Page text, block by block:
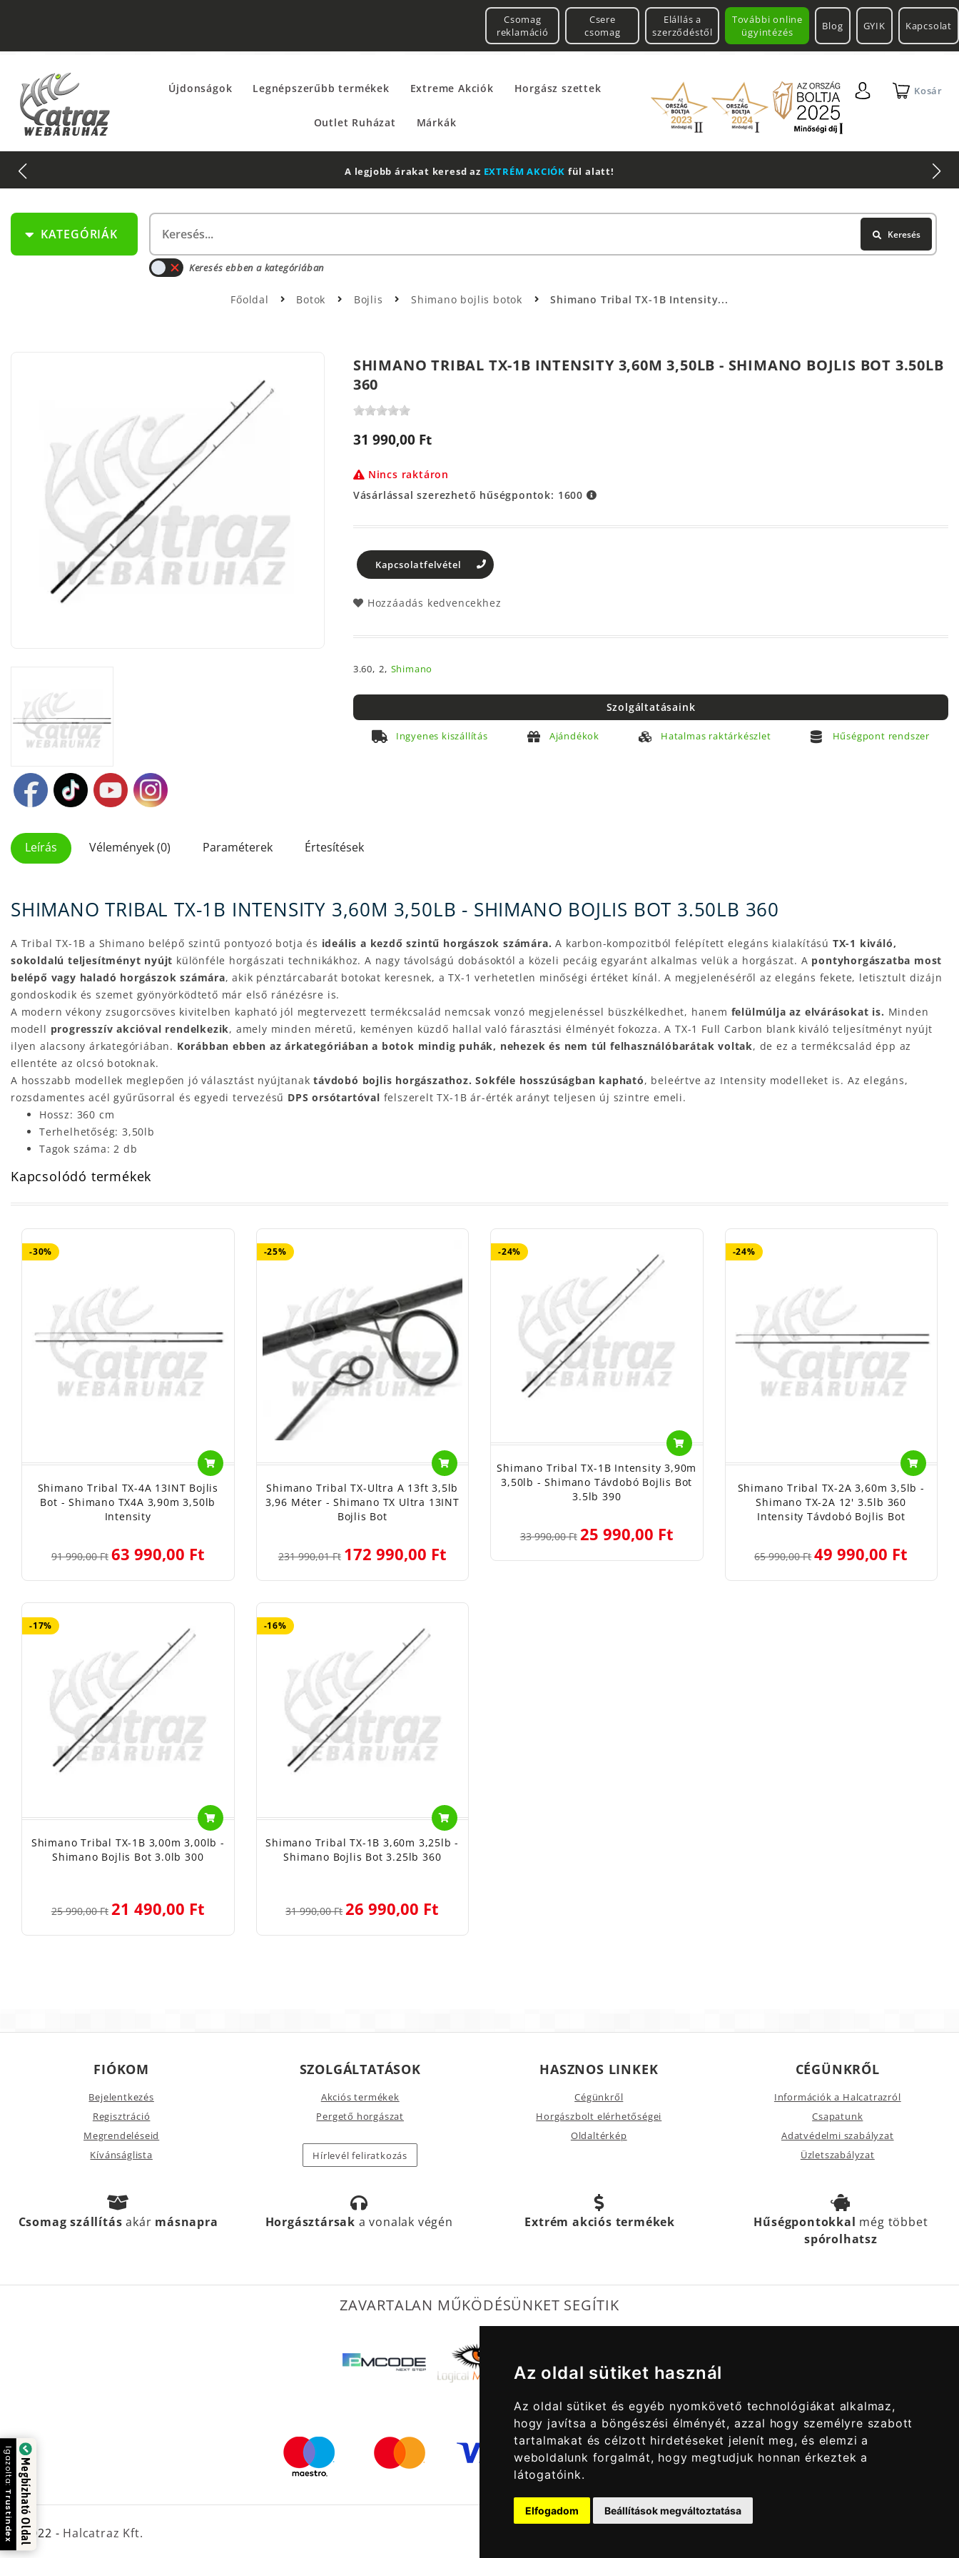
Az oldal sütiket használ
Az oldal sütiket és egyéb nyomkövető technológiákat alkalmaz,
hogy javítsa a böngészési élményét, azzal hogy személyre szabott
tartalmakat és célzott hirdetéseket jelenít meg, és elemzi a
weboldalunk forgalmát, hogy megtudjuk honnan érkeztek a
látogatóink.
Elfogadom Beállítások megváltoztatása
További online
ügyintézés
Csomag
reklamáció
Csere
csomag
Elállás a
szerződéstől
Blog GYIK Kapcsolat
Újdonságok Legnépszerűbb termékek Extreme Akciók Horgász szettek
Outlet Ruházat Márkák
Kosár
A legjobb árakat keresd az EXTRÉM AKCIÓK fül alatt!
KATEGÓRIÁK Keresés
Keresés ebben a kategóriában
Főoldal Botok Bojlis Shimano bojlis botok Shimano Tribal TX-1B Intensity...
SHIMANO TRIBAL TX-1B INTENSITY 3,60M 3,50LB - SHIMANO BOJLIS BOT 3.50LB
360
31 990,00 Ft
Nincs raktáron
Vásárlással szerezhető hűségpontok: 1600
Kapcsolatfelvétel
Hozzáadás kedvencekhez
3.60, 2, Shimano
Szolgáltatásaink
Ingyenes kiszállítás Ajándékok Hatalmas raktárkészlet Hűségpont rendszer
Leírás Vélemények (0) Paraméterek Értesítések
SHIMANO TRIBAL TX-1B INTENSITY 3,60M 3,50LB - SHIMANO BOJLIS BOT 3.50LB 360
A Tribal TX-1B a Shimano belépő szintű pontyozó botja és ideális a kezdő szintű horgászok számára.A karbon-kompozitból felépített elegáns kialakítású TX-1 kiváló,
sokoldalú teljesítményt nyújt különféle horgászati ​​technikákhoz. A nagy távolságú dobásoktól a közeli pecáig egyaránt alkalmas velük a horgászat. A pontyhorgászatba most
belépő vagy haladó horgászok számára, akik pénztárcabarát botokat keresnek, a TX-1 verhetetlen minőségi értéket kínál. A megjelenéséről az elegáns fekete, letisztult dizájn
gondoskodik és szemet gyönyörködtető már első ránézésre is.
A modern vékony zsugorcsöves kivitelben kapható jól megtervezett termékcsalád nemcsak vonzó megjelenéssel büszkélkedhet, hanem felülmúlja az elvárásokat is. Minden
modell progresszív akcióval rendelkezik, amely minden méretű, keményen küzdő hallal való fárasztási élményét fokozza. A TX-1 Full Carbon blank kiváló teljesítményt nyújt
ilyen alacsony árkategóriában. Korábban ebben az árkategóriában a botok mindig puhák, nehezek és nem túl felhasználóbarátak voltak, de ez a termékcsalád épp az
ellentéte az olcsó botoknak.
A hosszabb modellek meglepően jó választást nyújtanaktávdobó bojlis horgászathoz.Sokféle hosszúságban kapható, beleértve az Intensity modelleket is. Az elegáns,
rozsdamentes acél gyűrűsorral és egyedi tervezésű DPSorsótartóval felszerelt TX-1B ár-érték arányt teljesen új szintre emeli.
Hossz: 360 cm
Terhelhetőség: 3,50lb
Tagok száma: 2 db
Kapcsolódó termékek
-30%
Shimano Tribal TX-4A 13INT Bojlis
Bot - Shimano TX4A 3,90m 3,50lb
Intensity
91 990,00 Ft 63 990,00 Ft
-25%
Shimano Tribal TX-Ultra A 13ft 3,5lb
3,96 Méter - Shimano TX Ultra 13INT
Bojlis Bot
231 990,01 Ft 172 990,00 Ft
-24%
Shimano Tribal TX-1B Intensity 3,90m
3,50lb - Shimano Távdobó Bojlis Bot
3.5lb 390
33 990,00 Ft 25 990,00 Ft
-24%
Shimano Tribal TX-2A 3,60m 3,5lb -
Shimano TX-2A 12' 3.5lb 360
Intensity Távdobó Bojlis Bot
65 990,00 Ft 49 990,00 Ft
-17%
Shimano Tribal TX-1B 3,00m 3,00lb -
Shimano Bojlis Bot 3.0lb 300
25 990,00 Ft 21 490,00 Ft
-16%
Shimano Tribal TX-1B 3,60m 3,25lb -
Shimano Bojlis Bot 3.25lb 360
31 990,00 Ft 26 990,00 Ft
FIÓKOM
Bejelentkezés
Regisztráció
Megrendeléseid
Kívánságlista
SZOLGÁLTATÁSOK
Akciós termékek
Pergető horgászat
Hírlevél feliratkozás
HASZNOS LINKEK
Cégünkről
Horgászbolt elérhetőségei
Oldaltérkép
CÉGÜNKRŐL
Információk a Halcatrazról
Csapatunk
Adatvédelmi szabályzat
Üzletszabályzat
Csomag szállításakár másnapra Horgásztársak a vonalak végén Extrém akciós termékek Hűségpontokkal még többet
spórolhatsz
ZAVARTALAN MŰKÖDÉSÜNKET SEGÍTIK
© 2022 - Halcatraz Kft.
Megbízható Oldal
Igazolta:
Trustindex